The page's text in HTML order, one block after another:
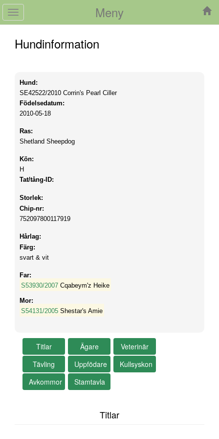
Meny
Toggle
navigation
Hundinformation
Hund:
SE42522/2010 Corrin's Pearl Ciller
Födelsedatum:
2010-05-18
Ras:
Shetland Sheepdog
Kön:
H
Tat/tång-ID:
Storlek:
Chip-nr:
752097800117919
Hårlag:
Färg:
svart & vit
Far:
S53930/2007 Cqabeym'z Heike
Mor:
S54131/2005 Shestar's Amie
Titlar